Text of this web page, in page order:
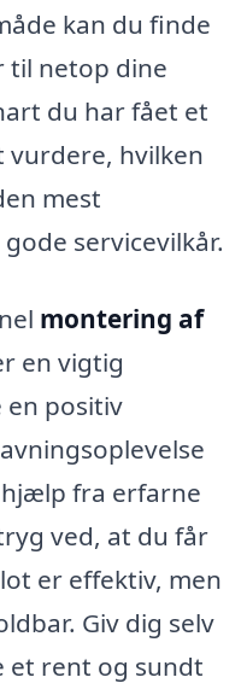
kan du finde
til netop dine
du har fået et
vurdere, hvilken
mest
servicevilkår.
montering af
en vigtig
en positiv
hjælp fra erfarne
ved, at du får
er effektiv, men
Giv dig selv
et rent og sundt